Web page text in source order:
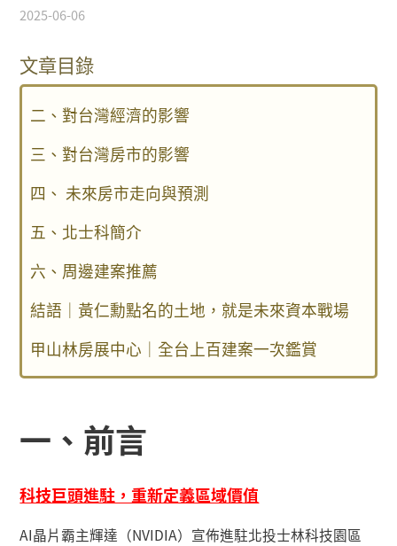
2025-06-06
文章目錄
二、對台灣經濟的影響
三、對台灣房市的影響
四、 未來房市走向與預測
五、北士科簡介
六、周邊建案推薦
結語｜黃仁勳點名的土地，就是未來資本戰場
甲山林房展中心｜全台上百建案一次鑑賞
一、 前言
科技巨頭進駐，重新定義區域價值
AI晶片霸主輝達（NVIDIA）宣佈進駐北投士林科技園區